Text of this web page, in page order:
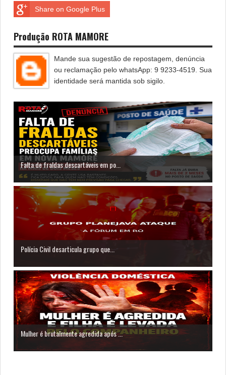
Share on Google Plus
Produção ROTA MAMORE
Mande sua sugestão de repostagem, denúncia
ou reclamação pelo whatsApp: 9 9233-4519. Sua
identidade será mantida sob sigilo.
Falta de fraldas descartáveis em po...
Polícia Civil desarticula grupo que...
Mulher é brutalmente agredida após ...